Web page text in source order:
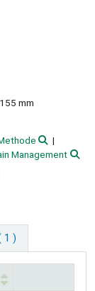
mm
Management
1 )